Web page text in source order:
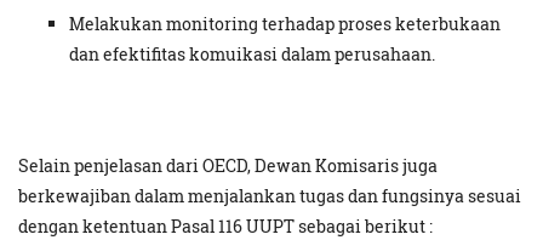
Melakukan monitoring terhadap proses keterbukaan
dan efektifitas komuikasi dalam perusahaan.
Selain penjelasan dari OECD, Dewan Komisaris juga
berkewajiban dalam menjalankan tugas dan fungsinya sesuai
dengan ketentuan Pasal 116 UUPT sebagai berikut :